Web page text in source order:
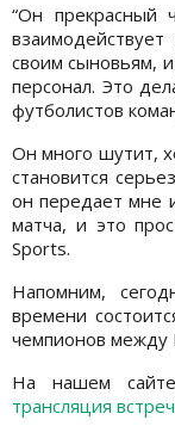
“Он прекрасный
своим сыновьям,
персонал. Это
футболистов
Он много шутит,
становится
он передает мне
матча, и это
Sports.
Напомним,
времени
чемпионов между
На нашем
трансляция